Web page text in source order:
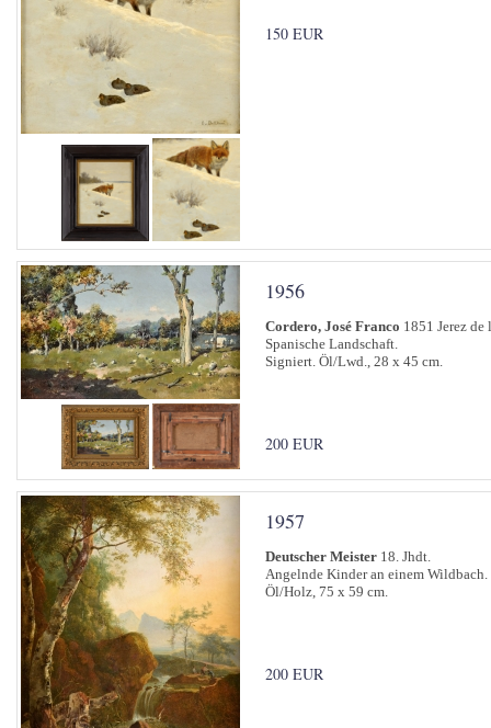
150 EUR
1956
Cordero, José Franco 1851 Jerez
Spanische Landschaft.
Signiert. Öl/Lwd., 28 x 45 cm.
200 EUR
1957
Deutscher Meister 18. Jhdt.
Angelnde Kinder an einem Wildbach.
Öl/Holz, 75 x 59 cm.
200 EUR